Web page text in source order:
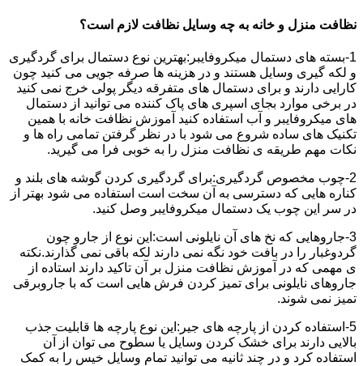
نظافت منزل و خانه به چه وسایل نظافت لازم است؟
1-بسته های دستمال میکروفایبر:بهترین نوع دستمال برای گردگیری
و لکه گیری وسایل هستند و در هزینه ها صرفه جویی می کنید چون
کارایی دارند و برای دستمال های متفرقه دیگر پولی خرج نمی کنید
در برخی موارد بجای اسپری های پاک کننده می توانید از دستمال
های میکروفایبر و آب استفاده کنید آموزش نظافت خانه با همین
تکنیک های ساده شروع می شود با در نظر گرفتن تمامی راه ها و
نکات مهم طریقه ی نظافت منزل را به خوبی فرا می گیرید.
2-چوب مخصوص گردگیری:برای گردگیری کردن گوشه های بلند و
کناره هایی که دسترسی به آن سخت است استفاده می شود بهتر از
در سر این چوب یک دستمال میکروفایبر وصل کنید.
3-جاروهایی که نخ های آن نایلونی است:این نوع از جارو چون
گردوغبار را در بافت خود نگه نمی دارند لکه باقی نمی گذارند.نکته
ی مهمی که در آموزش نظافت منزل بر آن تاکید دارند استاده از
جاروهای نایلونی برای تمیز کردن فرش هایی است که با جاروبرقی
تمیز نمی شوند.
5-استفاده کردن از پارچه های جیر:این نوع پارچه ها قابلیت جذب
بالایی دارند برای خشک کردن وسایل یا سطوح می توان از آن
استفاده کرد و در چند ثانیه می توانید تمام وسایل خیس را به کمک